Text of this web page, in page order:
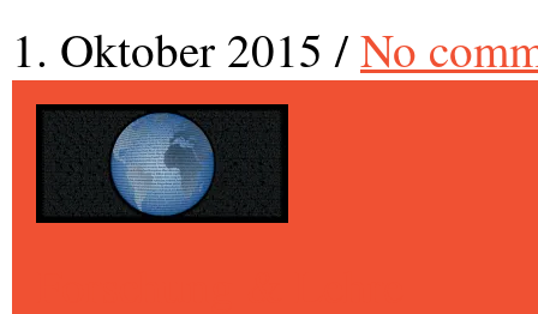
1. Oktober 2015 /No